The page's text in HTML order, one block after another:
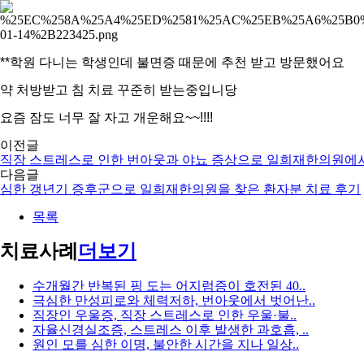
**학원 다니는 학생인데 불면증 때문에 추천 받고 방문했어요
약 처방받고 침 치료 꾸준히 받는중입니당
요즘 잠도 너무 잘 자고 개운해요~~!!!!
이전글
직장 스트레스로 인한 번아웃과 야뇨 증상으로 일희재한의원에
다음글
심한 갱년기 증후군으로 일희재한의원을 찾은 환자분 치료 후기
목록
치료사례 더보기
수개월간 반복된 핑 도는 어지럼증이 호전된 40..
극심한 만성피로와 체력저하, 번아웃에서 벗어난..
직장인 우울증, 직장 스트레스로 인한 우울·불..
자율신경실조증, 스트레스 이후 발생한 과호흡, ..
원인 모를 심한 이명, 불안한 시간을 지나 일상..